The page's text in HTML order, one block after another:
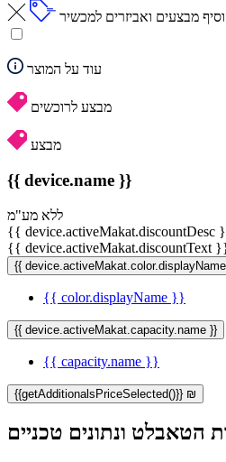
מבצעים ואביזרים למכשיר
עוד על המוצר
מבצע לרוכשים
מבצע
{{ device.name }}
ללא מע"מ
{{ device.activeMakat.discountDesc
{{ device.activeMakat.discountText
{{
{{ color.displayName }}
{{ device.activeMakat.capacity.name }}
{{ capacity.name }}
{{getAdditionalsPriceSelected()}} ₪
הטאבלט ונתונים טכניים